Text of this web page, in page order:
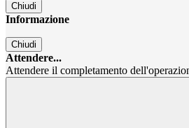
Chiudi
Informazione
Chiudi
Attendere...
Attendere il completamento